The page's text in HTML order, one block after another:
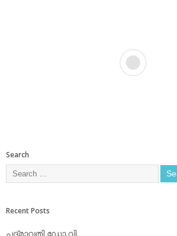
Search
Recent Posts
പദ്മാവതി ഡോ.വി.